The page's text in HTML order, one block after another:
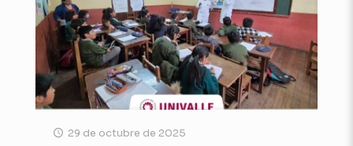
29 de octubre de 2025